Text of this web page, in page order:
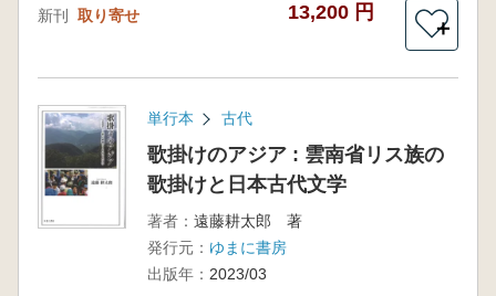
新刊 取り寄せ 13,200 円
＋
単行本 古代
歌掛けのアジア : 雲南省リス族の
歌掛けと日本古代文学
著者： 遠藤耕太郎 著
発行元： ゆまに書房
出版年： 2023/03